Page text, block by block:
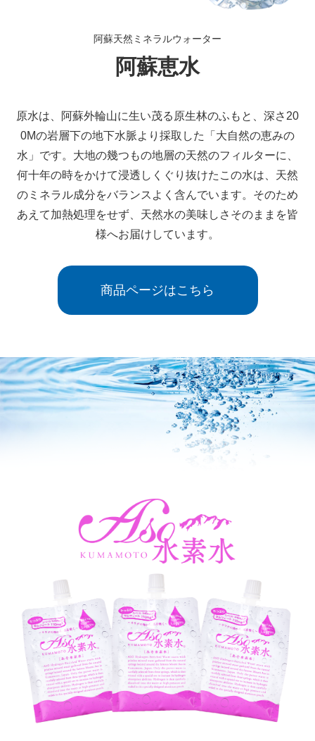
阿蘇天然ミネラルウォーター
阿蘇恵水
原水は、阿蘇外輪山に生い茂る原生林のふもと、 深さ20
0Mの岩層下の地下水脈より採取した
「大自然の恵みの
水」です。 大地の幾つもの地層の天然のフィルターに、
何十年の時をかけて浸透しくぐり抜けたこの水は、 天然
のミネラル成分をバランスよく含んでいます。 そのため
あえて加熱処理をせず、天然水の美味しさ そのままを皆
様へお届けしています。
商品ページはこちら